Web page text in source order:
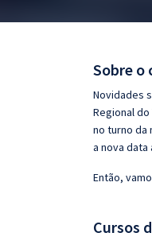
Sobre o
Novidades
Regional
no turno da
a nova data
Então,
Cursos